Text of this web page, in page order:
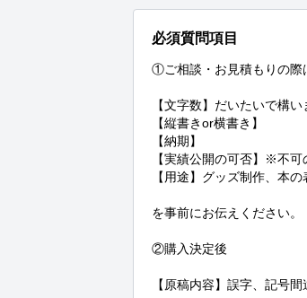
必須質問項目
①ご相談・お見積もりの際
【文字数】だいたいで構い
【縦書きor横書き】
【納期】
【実績公開の可否】※不
【用途】グッズ制作、本
を事前にお伝えください。
②購入決定後
【原稿内容】誤字、記号